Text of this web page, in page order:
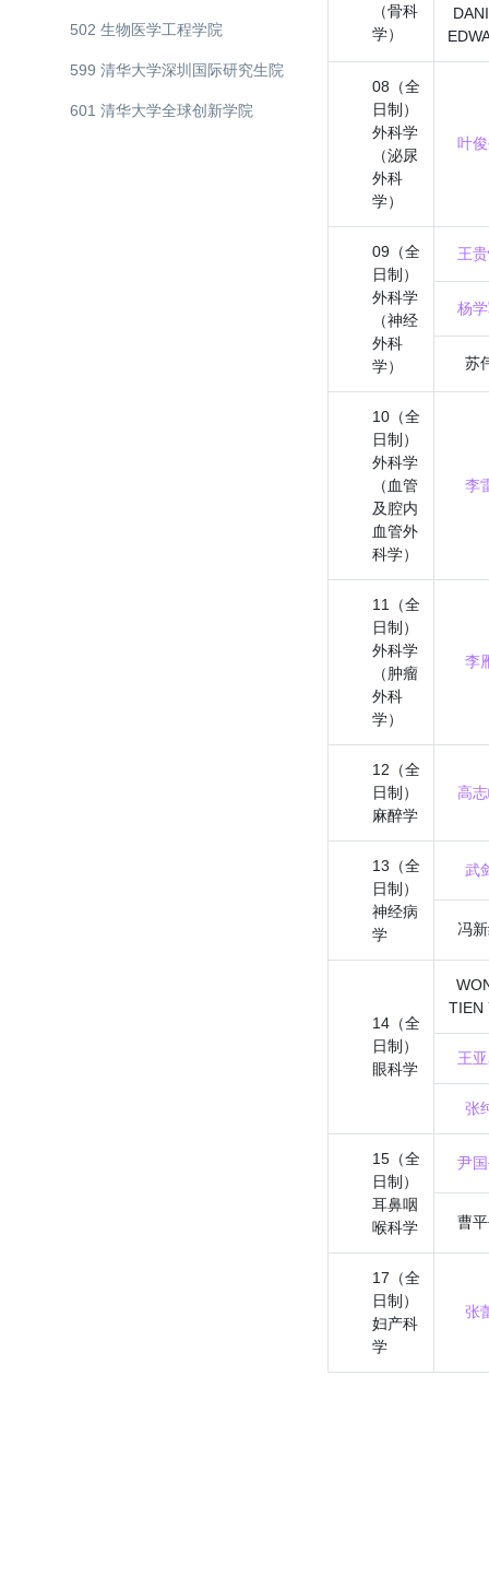
502 生物医学工程学院
599 清华大学深圳国际研究生院
601 清华大学全球创新学院
（骨科
学）
08（全
日制）
外科学
（泌尿
外科
学）
叶
09（全
日制）
外科学
（神经
外科
学）
王
杨
苏
10（全
日制）
外科学
（血管
及腔内
血管外
科学）
李
11（全
日制）
外科学
（肿瘤
外科
学）
李
12（全
日制）
麻醉学
高
13（全
日制）
神经病
学
武
冯
14（全
日制）
眼科学
TIEN
王
张
15（全
日制）
耳鼻咽
喉科学
尹
曹
17（全
日制）
妇产科
学
张